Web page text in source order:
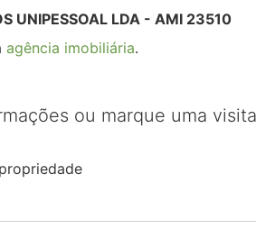
UNIPESSOAL LDA - AMI 23510
agência imobiliária.
ou marque uma